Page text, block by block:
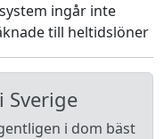
ingår inte
till heltidslöner
Sverige
i dom bäst